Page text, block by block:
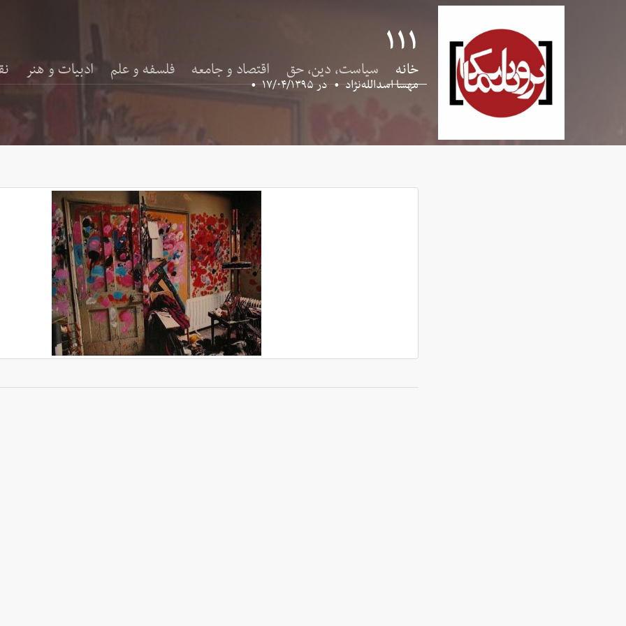
خانه سیاست، دین، حق اقتصاد و جامعه فلسفه و علم ادبیات و هنر
۱۱۱
مهسا اسدالله‌نژاد • در۱۷/۰۴/۱۳۹۵ •